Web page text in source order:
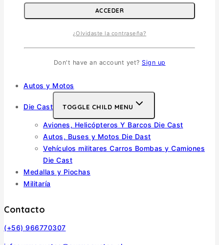
TOGGLE CHILD MENU
Escala 1/72
Otras
Soldados
Autos y Motos
Die Cast TOGGLE CHILD MENU
Aviones, Helicópteros Y Barcos Die Cast
Autos, Buses y Motos Die Dast
Vehículos militares Carros Bombas y Camiones
Die Cast
Medallas y Piochas
Militaría
Contacto
(+56) 966770307
ACCEDER
¿Olvidaste la contraseña?
Don't have an account yet? Sign up